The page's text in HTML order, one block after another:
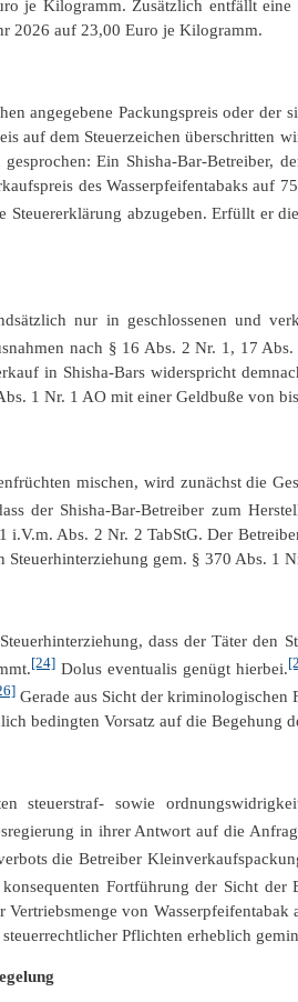
je Kilogramm. Zusätzlich entfällt
2026 auf 23,00 Euro je Kilogramm.
angegebene Packungspreis oder
auf dem Steuerzeichen überschritten
Ein Shisha-Bar-
des Wasserpfeifentabaks auf
Steuererklärung abzugeben. Erfüllt er
nur in geschlossenen und
nach § 16 Abs. 2 Nr. 1, 17
in Shisha-Bars widerspricht
1 Nr. 1 AO mit einer Geldbuße von
mischen, wird zunächst die
der Shisha-Bar-Betreiber zum
Abs. 2 Nr. 2 TabStG. Der
gem. § 370 Abs. 1
dass der Täter den
[24] Dolus eventualis genügt hierbei.
Gerade aus Sicht der kriminologischen
bedingten Vorsatz auf die Begehung
steuerstraf- sowie
in ihrer Antwort auf die
die Betreiber
Fortführung der Sicht
von
Pflichten erheblich